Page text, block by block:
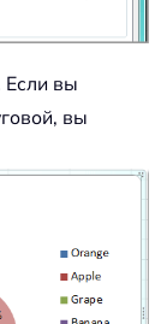
Если вы
вы